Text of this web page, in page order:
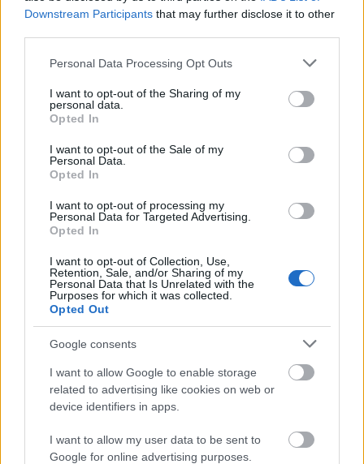
Downstream Participants that may further disclose it to other
Please note that this website/app uses one or more Google
not limited to your visit or usage behaviour. You may click to
grant or deny consent to Google and its third-party tags to
use your data for below specified purposes in below Google
consent section.
Personal Data Processing Opt Outs
I want to opt-out of the Sharing of my
personal data.
Opted In
I want to opt-out of the Sale of my
Personal Data.
Opted In
I want to opt-out of processing my
Personal Data for Targeted Advertising.
Opted In
I want to opt-out of Collection, Use,
Retention, Sale, and/or Sharing of my
Personal Data that Is Unrelated with the
Purposes for which it was collected.
Opted Out
Google consents
I want to allow Google to enable storage
related to advertising like cookies on web or
device identifiers in apps.
I want to allow my user data to be sent to
Google for online advertising purposes.
Földes Tamás, a GABO Könyvkiadó
legújabb műve magyar kiadójának.
Az 512 oldalas könyv szeptember 27-én kerül
az angol boltok polcaira. A könyv
(hétezer forintnak megfelelő összegért)
szerezhetik majd be a britek, míg az
fogják kínálni a szigetországban.
egy Harry Potter-enciklopédián is dolgozik,
amelynek bevételeit jótékonysági
célokra kívánja fordítani. A különleges
lexikonra azonban valószínűleg még jó ideig
várniuk kell a Potter-rajongóknak, ugyanis
időigényes munkáról van szó".